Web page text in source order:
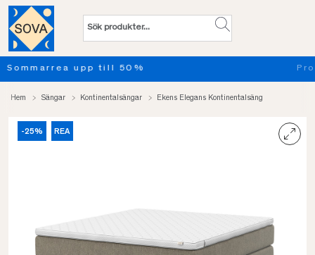
Provsov upp till 100 nätter. Läs mer
Hem Sängar Kontinentalsängar Ekens Elegans Kontinentalsäng
-25% REA